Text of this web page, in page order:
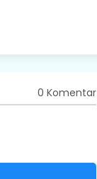
0 Komentar